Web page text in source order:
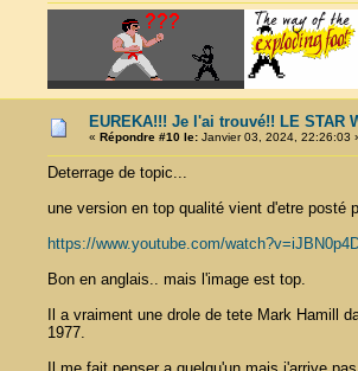
EUREKA!!! Je l'ai trouvé!! LE STAR
« Répondre #10 le:Janvier 03, 2024, 22:26:03
Deterrage de topic...
une version en top qualité vient d'etre posté
https://www.youtube.com/
Bon en anglais.. mais l'image est top.
Il a vraiment une drole de tete Mark Hamill
1977.